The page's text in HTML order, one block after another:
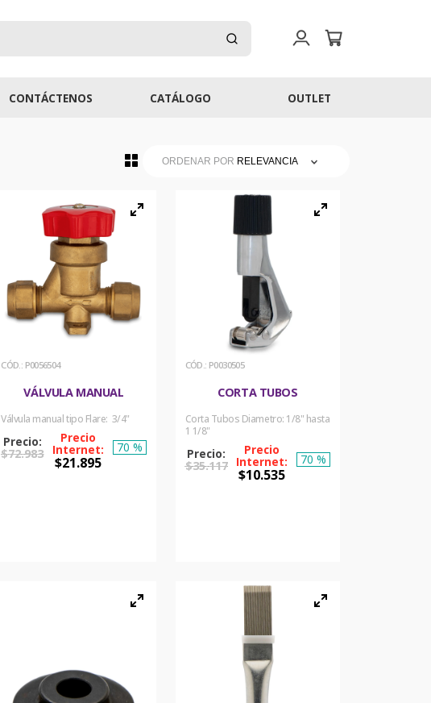
CONTÁCTENOS CATÁLOGO OUTLET
ORDENAR POR RELEVANCIA
: P0056504
VÁLVULA MANUAL
Válvula manual tipo Flare: 3/4"
$72.983
$21.895
70 %
: P0030505
CORTA TUBOS
Corta Tubos Diametro: 1/8" hasta
1 1/8"
$35.117
$10.535
70 %